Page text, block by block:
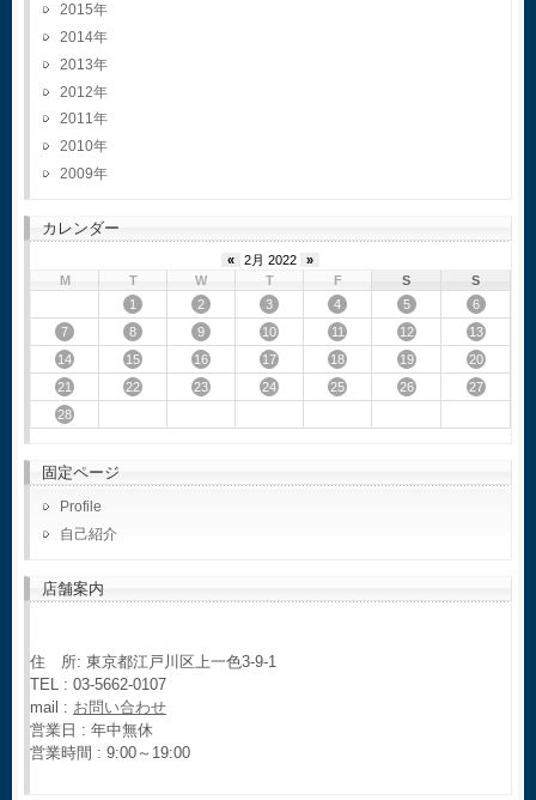
2015
2014
2013
2012
2011
2010
2009
カレンダー
« 2月 2022
»
M
T W T F S
S
1
2 3 4 5
6
7
8 9 10 11 12
13
14
15 16 17 18 19
20
21
22 23 24 25 26
27
28
固定ページ
Profile
自己紹介
店舗案内
住 所: 東京都江戸川区上一色3-9-1
TEL : 03-5662-0107
mail : お問い合わせ
営業日 : 年中無休
営業時間 : 9:00～19:00